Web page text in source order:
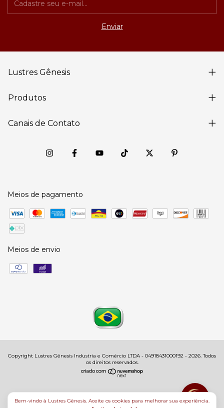
Bem-vindo à Lustres Gênesis. Aceite os cookies para melhorar sua experiência.
Lustres Gênesis
Produtos
Canais de Contato
Meios de pagamento
Meios de envio
Copyright Lustres Gênesis Industria e Comércio LTDA - 04918431000192 - 2026. Todos
os direitos reservados.